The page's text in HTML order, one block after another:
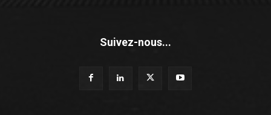
Suivez-nous...